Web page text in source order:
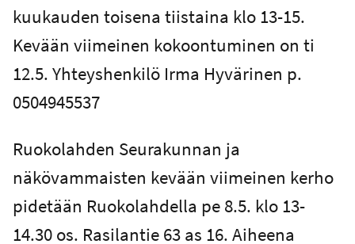
kuukauden toisena tiistaina klo 13-15.
Kevään viimeinen kokoontuminen on ti
12.5. Yhteyshenkilö Irma Hyvärinen p.
0504945537
Ruokolahden Seurakunnan ja
näkövammaisten kevään viimeinen kerho
pidetään Ruokolahdella pe 8.5. klo 13-
14.30 os. Rasilantie 63 as 16. Aiheena